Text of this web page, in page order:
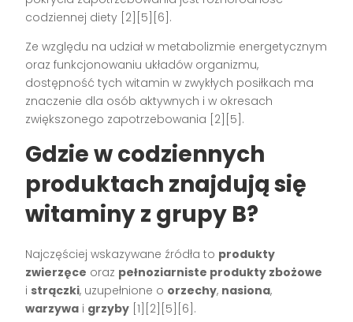
codziennej diety [2][5][6].
Ze względu na udział w metabolizmie energetycznym
oraz funkcjonowaniu układów organizmu,
dostępność tych witamin w zwykłych posiłkach ma
znaczenie dla osób aktywnych i w okresach
zwiększonego zapotrzebowania [2][5].
Gdzie w codziennych
produktach znajdują się
witaminy z grupy B?
Najczęściej wskazywane źródła to produkty
zwierzęce oraz pełnoziarniste produkty zbożowe
i strączki, uzupełnione o orzechy, nasiona,
warzywa i grzyby [1][2][5][6].